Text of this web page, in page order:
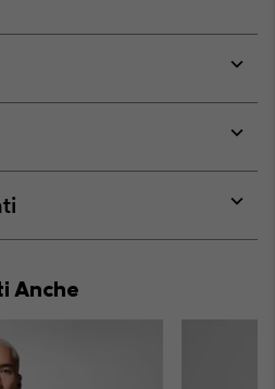
or
or
or
Anche